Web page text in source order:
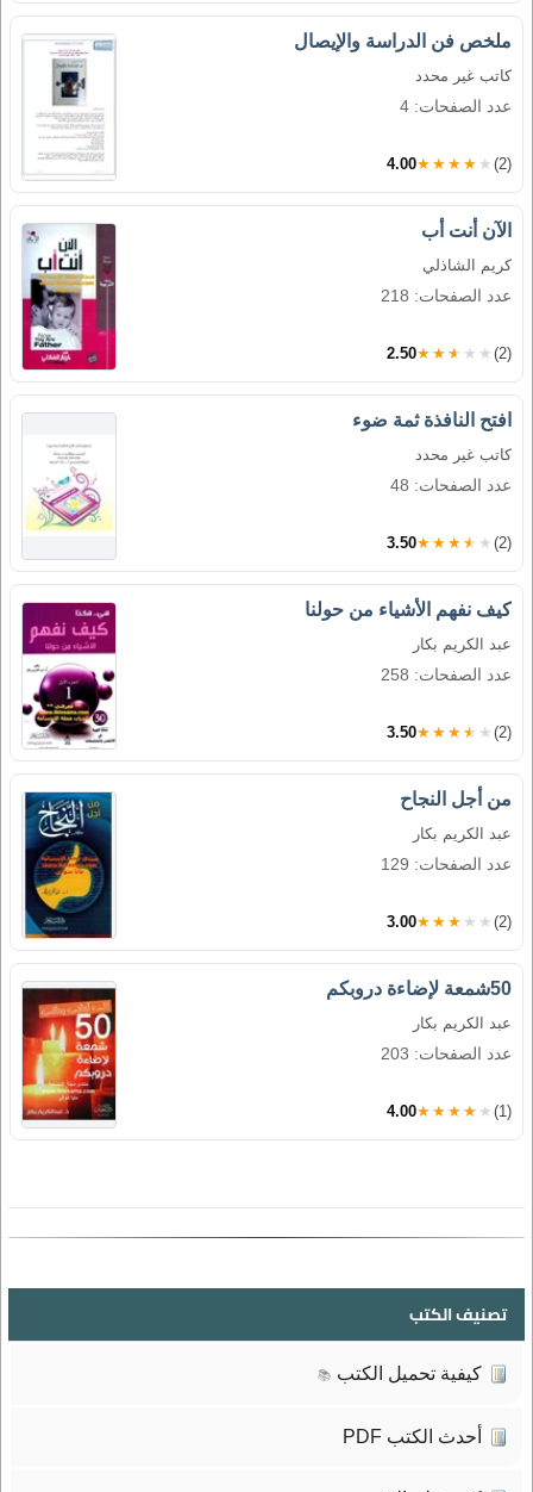
ملخص فن الدراسة والإيصال
كاتب غير محدد
عدد الصفحات: 4
4.00★★★★★ (2)
الآن أنت أب
كريم الشاذلي
عدد الصفحات: 218
2.50★★★★★ (2)
افتح النافذة ثمة ضوء
كاتب غير محدد
عدد الصفحات: 48
3.50★★★★★ (2)
كيف نفهم الأشياء من حولنا
عبد الكريم بكار
عدد الصفحات: 258
3.50★★★★★ (2)
من أجل النجاح
عبد الكريم بكار
عدد الصفحات: 129
3.00★★★★★ (2)
50شمعة لإضاءة دروبكم
عبد الكريم بكار
عدد الصفحات: 203
4.00★★★★★ (1)
تصنيف الكتب
كيفية تحميل الكتب 📚
أحدث الكتب PDF